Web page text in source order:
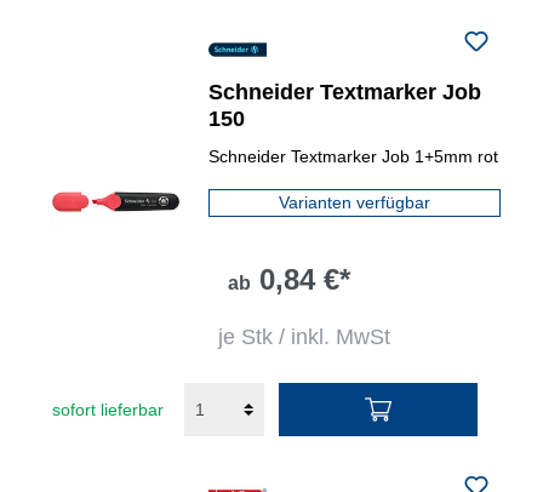
Schneider Textmarker Job
150
Schneider Textmarker Job 1+5mm rot
Varianten verfügbar
ab 0,84 €*
je Stk / inkl. MwSt
sofort lieferbar